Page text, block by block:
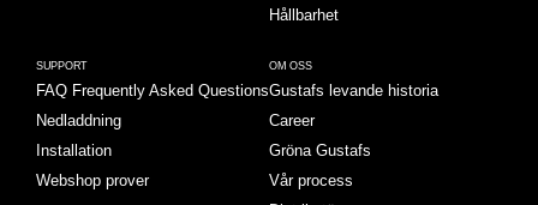
Hållbarhet
SUPPORT
FAQ Frequently Asked Questions
Nedladdning
Installation
Webshop prover
OM OSS
Gustafs levande historia
Career
Gröna Gustafs
Vår process